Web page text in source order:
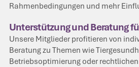
Rahmenbedingungen und mehr
Unterstützung und Beratung
Unsere Mitglieder profitieren von
Beratung zu Themen wie
Betriebsoptimierung oder